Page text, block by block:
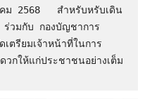
ม 2568   สำหรับหรับเดิน
วมกับ กองบัญชาการ
รียมเจ้าหน้าที่ในการ
วกให้แก่ประชาชนอย่างเต็ม